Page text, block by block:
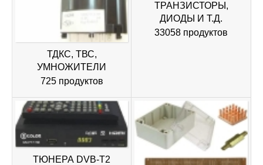
ТДКС, ТВС,
УМНОЖИТЕЛИ
725 продуктов
ТРАНЗИСТОРЫ,
ДИОДЫ И Т.Д.
33058 продуктов
ТЮНЕРА DVB-T2